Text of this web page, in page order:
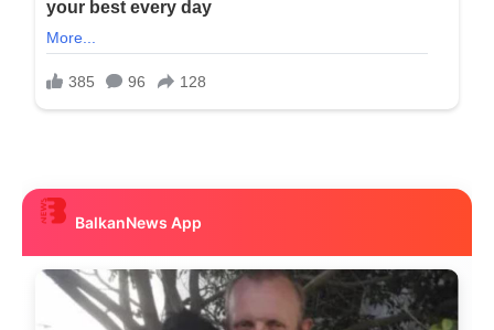
BalkanNews App